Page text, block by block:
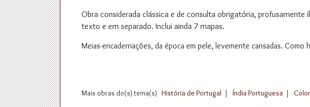
Obra considerada clássica e de consulta obrigatória, profusamente
texto e em separado. Inclui ainda 7 mapas.
Meias-encadernações, da época em pele, levemente cansadas.
Mais obras do(s) tema(s) História de Portugal | Índia Portuguesa |